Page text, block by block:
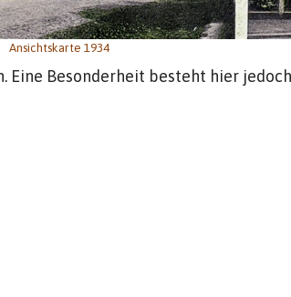
Ansichtskarte 1934
Eine Besonderheit besteht hier